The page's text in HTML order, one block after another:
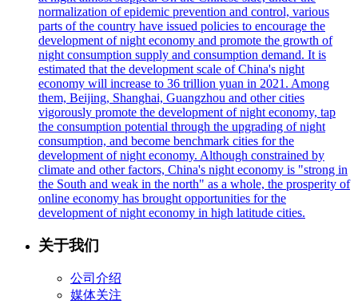
normalization of epidemic prevention and control, various
parts of the country have issued policies to encourage the
development of night economy and promote the growth of
night consumption supply and consumption demand. It is
estimated that the development scale of China's night
economy will increase to 36 trillion yuan in 2021. Among
them, Beijing, Shanghai, Guangzhou and other cities
vigorously promote the development of night economy, tap
the consumption potential through the upgrading of night
consumption, and become benchmark cities for the
development of night economy. Although constrained by
climate and other factors, China's night economy is "strong in
the South and weak in the north" as a whole, the prosperity of
online economy has brought opportunities for the
development of night economy in high latitude cities.
关于我们
公司介绍
媒体关注